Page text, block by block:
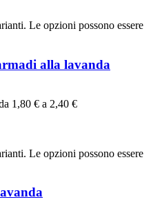
Le opzioni possono essere
alla lavanda
1,80 € a 2,40 €
Le opzioni possono essere